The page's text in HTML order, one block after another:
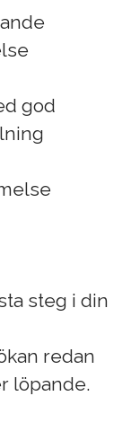
god
steg i din
redan
löpande.